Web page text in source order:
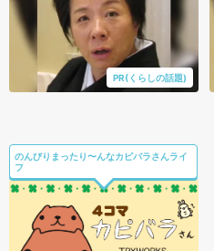
PR(くらしの話題)
のんびりまったり〜んなカピバラさんライ
フ